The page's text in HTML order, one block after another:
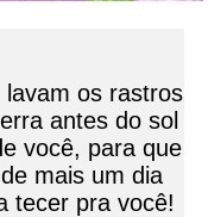
os rastros
antes do sol
você, para que
mais um dia
tecer pra você!